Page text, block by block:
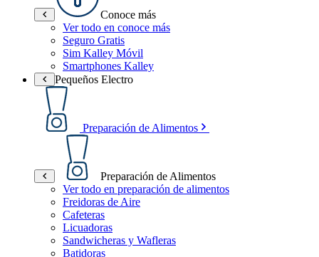
Conoce más
Ver todo en conoce más
Seguro Gratis
Sim Kalley Móvil
Smartphones Kalley
Pequeños Electro
Preparación de Alimentos
Preparación de Alimentos
Ver todo en preparación de alimentos
Freidoras de Aire
Cafeteras
Licuadoras
Sandwicheras y Wafleras
Batidoras